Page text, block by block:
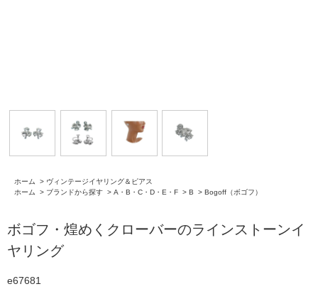
ホーム > ヴィンテージイヤリング＆ピアス
ホーム
> ブランドから探す > A・B・C・D・E・F > B > Bogoff（ボゴフ）
ボゴフ・煌めくクローバーのラインストーンイ
ヤリング
e67681